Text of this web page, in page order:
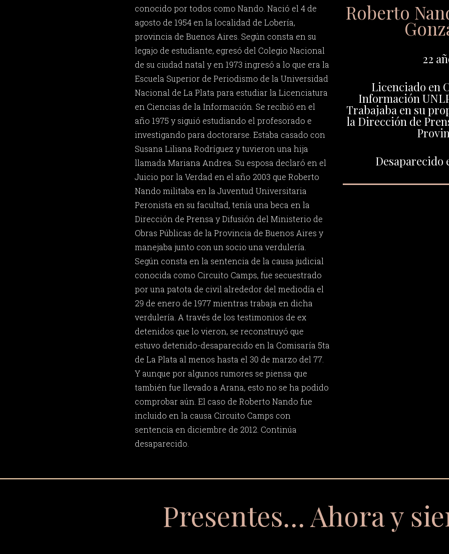
conocido por todos como Nando. Nació el 4 de
agosto de 1954 en la localidad de Lobería,
provincia de Buenos Aires. Según consta en su
legajo de estudiante, egresó del Colegio Nacional
de su ciudad natal y en 1973 ingresó a lo que era la
Escuela Superior de Periodismo de la Universidad
Nacional de La Plata para estudiar la Licenciatura
en Ciencias de la Información. Se recibió en el
año 1975 y siguió estudiando el profesorado e
investigando para doctorarse. Estaba casado con
Susana Liliana Rodríguez y tuvieron una hija
llamada Mariana Andrea. Su esposa declaró en el
Juicio por la Verdad en el año 2003 que Roberto
Nando militaba en la Juventud Universitaria
Peronista en su facultad, tenía una beca en la
Dirección de Prensa y Difusión del Ministerio de
Obras Públicas de la Provincia de Buenos Aires y
manejaba junto con un socio una verdulería.
Según consta en la sentencia de la causa judicial
conocida como Circuito Camps, fue secuestrado
por una patota de civil alrededor del mediodía el
29 de enero de 1977 mientras trabaja en dicha
verdulería. A través de los testimonios de ex
detenidos que lo vieron, se reconstruyó que
estuvo detenido-desaparecido en la Comisaría 5ta
de La Plata al menos hasta el 30 de marzo del 77.
Y aunque por algunos rumores se piensa que
también fue llevado a Arana, esto no se ha podido
comprobar aún. El caso de Roberto Nando fue
incluido en la causa Circuito Camps con
sentencia en diciembre de 2012. Continúa
desaparecido.
Roberto
22
Licenciado en
Información
Trabajaba en su
la Dirección de
Desaparecido
Presentes… Ahora y